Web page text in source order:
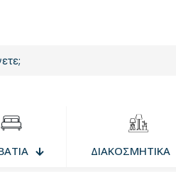
ΔΙΑΚΟΣΜΗΤΙΚΑ